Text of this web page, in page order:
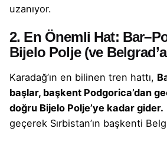
uzanıyor.
2. En Önemli Hat:
Bijelo Polje (ve
Karadağ’ın en bilinen tren hattı,
başlar, başkent Podgorica’dan
doğru Bijelo Polje’ye kadar gider.
geçerek Sırbistan’ın başkenti